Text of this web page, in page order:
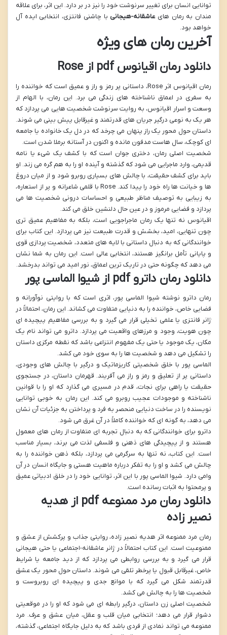
توانایی انسان برای تغییر سرنوشت خود را نیز در بر دارد. این اثر، برای علاقه
مندان به رمان هایعاشقانه-هیجانی با چاشنی فانتزی، انتخابی ایده آل
خواهد بود.
آخرین رمان های ویژه
دانلود رمان اقیانوس pdf از Rose
رمان اقیانوس اثر Rose، داستانی پر رمز و راز و عمیق است که خواننده را
به سفری در اعماق ناشناخته های زندگی می برد. این رمان، با الهام از
وسعت و اسرار اقیانوس، به روایت سرنوشت شخصیت هایی می پردازد که
هر یک به نوعی درگیر جریان های قدرتمند و غیرقابل پیش بینی می شوند.
داستان حول محور یک راز پنهان می چرخد که در دل یک خانواده یا جامعه
ای کوچک، سال هاست مدفون مانده و اکنون در آستانه برملا شدن است.
شخصیت اصلی رمان، دختری جوان است که با کشف یک شیء یا نامه
قدیمی، وارد ماجرایی می شود که گذشته و آینده او را به هم گره می زند. او
باید برای کشف حقیقت، با چالش های بسیاری روبرو شود و از میان دروغ
ها و خیانت ها راه خود را پیدا کند. Rose با قلمی شاعرانه و پر از استعاره،
به زیبایی به توصیف مناظر طبیعی و احساسات درونی شخصیت ها می
پردازد و فضایی مرموز و در عین حال دلنشین خلق می کند.
اقیانوس نه تنها یک رمان ماجراجویی است، بلکه به مفاهیم عمیق تری
چون تنهایی، امید، بخشش و قدرت طبیعت نیز می پردازد. این کتاب برای
خوانندگانی که به دنبال داستانی با لایه های متعدد، شخصیت پردازی قوی
و پایانی تأمل برانگیز هستند، انتخابی عالی است. این رمان به شما نشان
می دهد که چگونه حتی در تاریک ترین اعماق، نور امید می تواند بدرخشد.
دانلود رمان داترو pdf از شیوا الماسی پور
رمان داترو نوشته شیوا الماسی پور، اثری است که با روایتی نوآورانه و
فضایی خاص، خواننده را به دنیایی متفاوت می کشاند. این رمان، احتمالاً در
ژانر فانتزی یا علمی تخیلی قرار می گیرد و به بررسی مفاهیم پیچیده ای
چون هویت، وجود و مرزهای واقعیت می پردازد. داترو می تواند نام یک
مکان، یک موجود یا حتی یک مفهوم انتزاعی باشد که نقطه مرکزی داستان
را تشکیل می دهد و شخصیت ها را به سوی خود می کشد.
الماسی پور با خلق شخصیتی کاریزماتیک و درگیر با چالش های وجودی،
داستانی پر از تعلیق و رمز و راز می آفریند. قهرمان داستان، در جستجوی
حقیقت یا راهی برای نجات، قدم در مسیری می گذارد که او را با قوانین
ناشناخته و موجودات عجیب روبرو می کند. این رمان به خوبی توانایی
نویسنده را در ساخت دنیایی منحصر به فرد و پرداختن به جزئیات آن نشان
می دهد، به گونه ای که خواننده کاملاً در آن غرق می شود.
داترو برای خوانندگانی که به دنبال تجربه ای متفاوت از رمان های معمول
هستند و از پیچیدگی های ذهنی و فلسفی لذت می برند، بسیار مناسب
است. این کتاب، نه تنها به سرگرمی می پردازد، بلکه ذهن خواننده را به
چالش می کشد و او را به تفکر درباره ماهیت هستی و جایگاه انسان در آن
وامی دارد. شیوا الماسی پور با این اثر، توانایی خود را در خلق ادبیاتی عمیق
و پرمحتوا به اثبات رسانده است.
دانلود رمان مرد ممنوعه pdf از هدیه
نصیر زاده
رمان مرد ممنوعه اثر هدیه نصیر زاده، روایتی جذاب و پرکشش از عشق و
ممنوعیت است. این کتاب احتمالاً در ژانر عاشقانه-اجتماعی یا حتی هیجانی
قرار می گیرد و به بررسی روابطی می پردازد که از دید جامعه یا شرایط
خاص، غیرقابل قبول یا پرخطر تلقی می شوند. داستان حول محور یک عشق
قدرتمند شکل می گیرد که با موانع جدی و پیچیده ای روبروست و
شخصیت ها را به چالش می کشد.
شخصیت اصلی زن داستان، درگیر رابطه ای می شود که او را در موقعیتی
دشوار قرار می دهد؛ انتخابی میان قلب و عقل، میان عشق و عرف. مرد
ممنوعه می تواند نمادی از فردی باشد که به دلیل جایگاه اجتماعی، گذشته،